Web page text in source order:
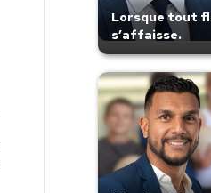
Lorsque tout
s’affaisse.